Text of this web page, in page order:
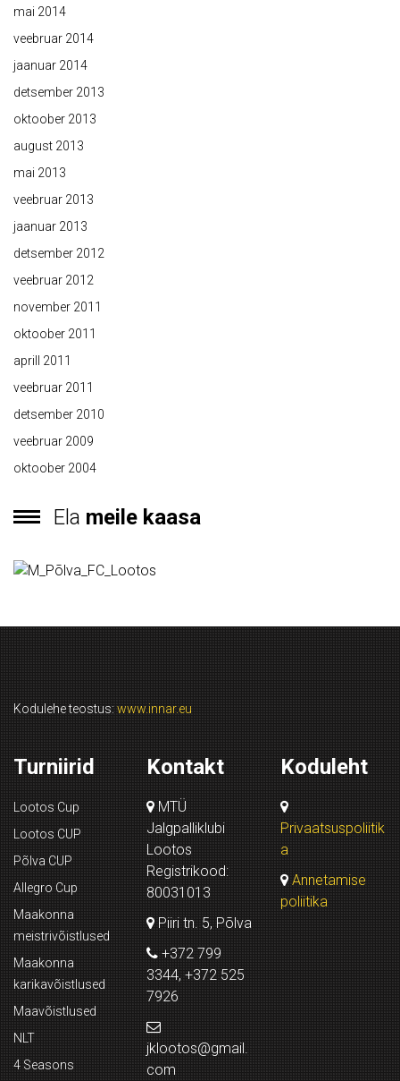
mai 2014
veebruar 2014
jaanuar 2014
detsember 2013
oktoober 2013
august 2013
mai 2013
veebruar 2013
jaanuar 2013
detsember 2012
veebruar 2012
november 2011
oktoober 2011
aprill 2011
veebruar 2011
detsember 2010
veebruar 2009
oktoober 2004
Ela meile kaasa
Kodulehe teostus: www.innar.eu
Turniirid
Lootos Cup
Lootos CUP
Põlva CUP
Allegro Cup
Maakonna
meistrivõistlused
Maakonna
karikavõistlused
Maavõistlused
NLT
4 Seasons
Kontakt
MTÜ
Jalgpalliklubi
Lootos
Registrikood:
80031013
Piiri tn. 5, Põlva
+372 799
3344, +372 525
7926
jklootos@gmail.
com
Koduleht
Privaatsuspoliitik
a
Annetamise
poliitika